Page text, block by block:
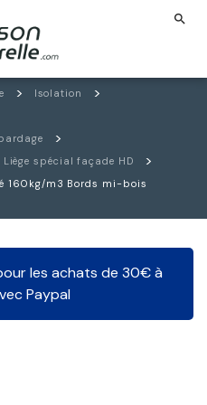
search
Isolation
Liège spécial façade HD
160kg/m3 Bords mi-bois
les achats de 30€ à
Paypal